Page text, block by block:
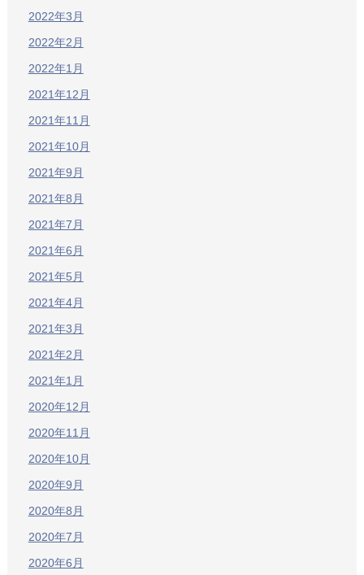
2022年3月
2022年2月
2022年1月
2021年12月
2021年11月
2021年10月
2021年9月
2021年8月
2021年7月
2021年6月
2021年5月
2021年4月
2021年3月
2021年2月
2021年1月
2020年12月
2020年11月
2020年10月
2020年9月
2020年8月
2020年7月
2020年6月